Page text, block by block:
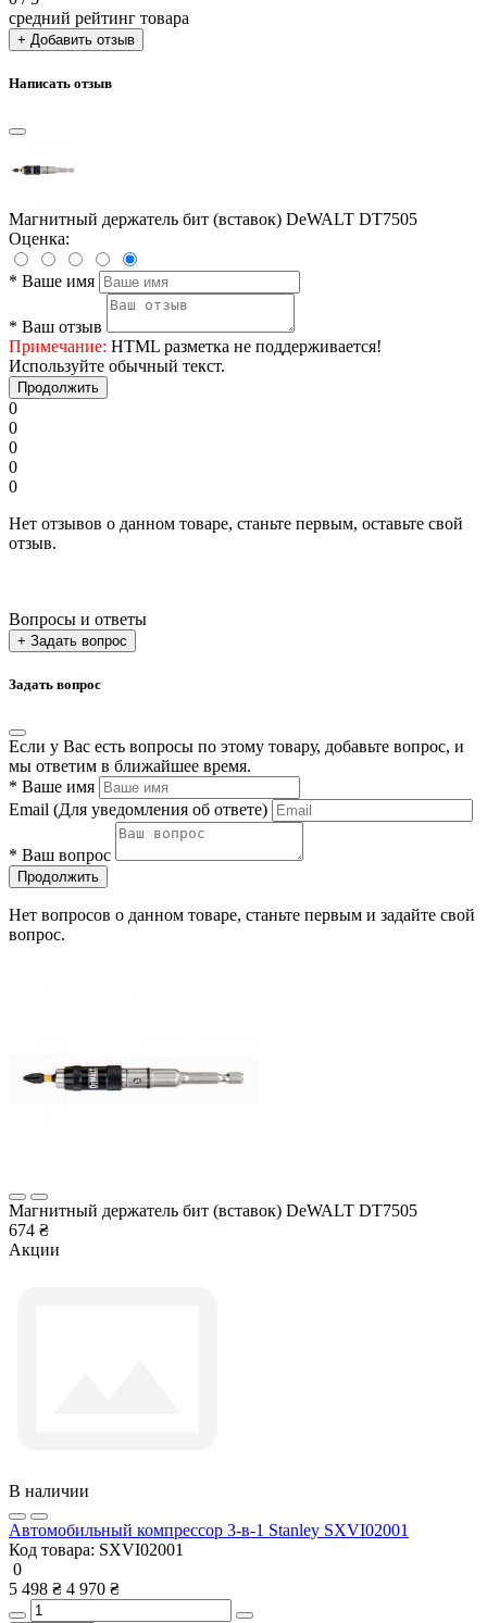
средний рейтинг товара
+ Добавить отзыв
Написать отзыв
Магнитный держатель бит (вставок) DeWALT DT7505
Оценка:
* Ваше имя
* Ваш отзыв
Примечание: HTML разметка не поддерживается!
Используйте обычный текст.
Продолжить
0
0
0
0
0
Нет отзывов о данном товаре, станьте первым, оставьте свой
отзыв.
Вопросы и ответы
+ Задать вопрос
Задать вопрос
Если у Вас есть вопросы по этому товару, добавьте вопрос, и
мы ответим в ближайшее время.
* Ваше имя
Email (Для уведомления об ответе)
* Ваш вопрос
Продолжить
Нет вопросов о данном товаре, станьте первым и задайте свой
вопрос.
Магнитный держатель бит (вставок) DeWALT DT7505
674 ₴
Акции
В наличии
Автомобильный компрессор 3-в-1 Stanley SXVI02001
Код товара: SXVI02001
0
5 498 ₴ 4 970 ₴